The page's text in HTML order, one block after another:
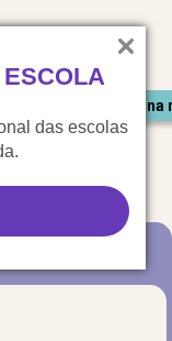
das escolas
Saiu